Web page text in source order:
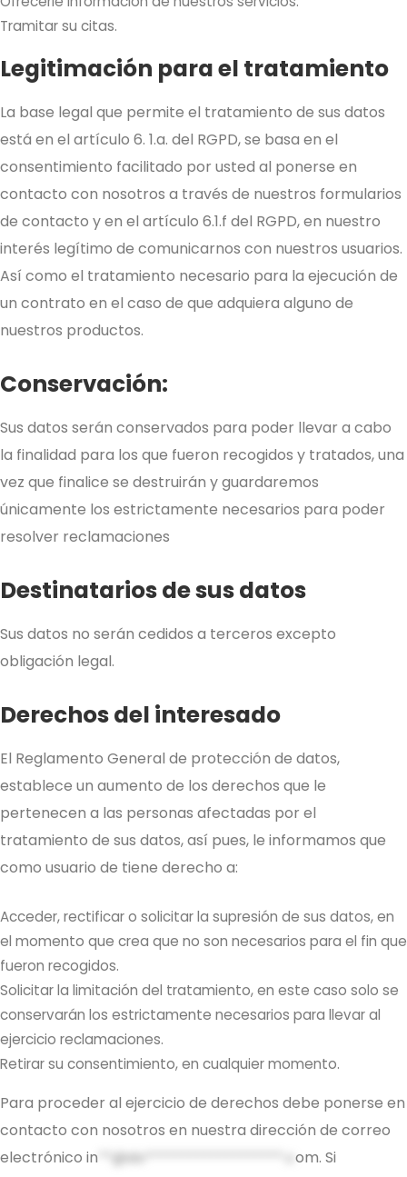
Tramitar su citas.
Legitimación para el tratamiento
La base legal que permite el tratamiento de sus datos
está en el artículo 6. 1.a. del RGPD, se basa en el
consentimiento facilitado por usted al ponerse en
contacto con nosotros a través de nuestros formularios
de contacto y en el artículo 6.1.f del RGPD, en nuestro
interés legítimo de comunicarnos con nuestros usuarios.
Así como el tratamiento necesario para la ejecución de
un contrato en el caso de que adquiera alguno de
nuestros productos.
Conservación:
Sus datos serán conservados para poder llevar a cabo
la finalidad para los que fueron recogidos y tratados, una
vez que finalice se destruirán y guardaremos
únicamente los estrictamente necesarios para poder
resolver reclamaciones
Destinatarios de sus datos
Sus datos no serán cedidos a terceros excepto
obligación legal.
Derechos del interesado
El Reglamento General de protección de datos,
establece un aumento de los derechos que le
pertenecen a las personas afectadas por el
tratamiento de sus datos, así pues, le informamos que
como usuario de tiene derecho a:
Acceder, rectificar o solicitar la supresión de sus datos, en
el momento que crea que no son necesarios para el fin que
fueron recogidos.
Solicitar la limitación del tratamiento, en este caso solo se
conservarán los estrictamente necesarios para llevar al
ejercicio reclamaciones.
Retirar su consentimiento, en cualquier momento.
Para proceder al ejercicio de derechos debe ponerse en
contacto con nosotros en nuestra dirección de correo
electrónico in **@do*******************.c om. Si